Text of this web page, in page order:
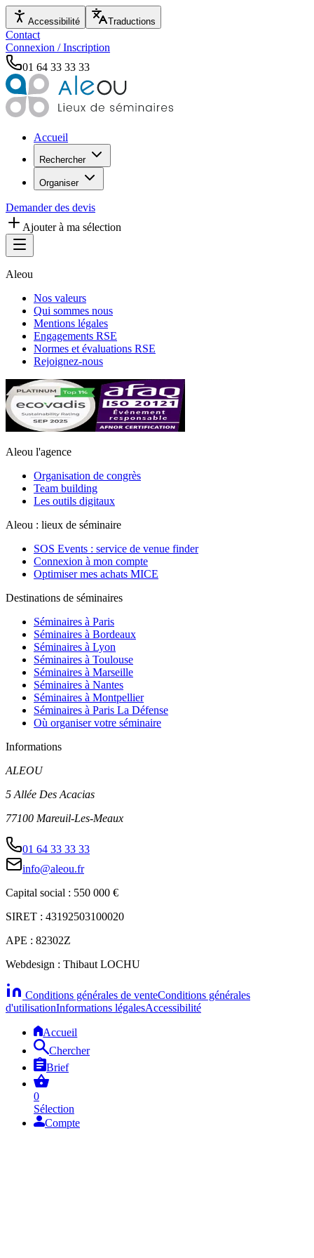
Accessibilité Traductions
Contact
Connexion / Inscription
01 64 33 33 33
Accueil
Rechercher
Organiser
Demander des devis
Ajouter à ma sélection
Aleou
Nos valeurs
Qui sommes nous
Mentions légales
Engagements RSE
Normes et évaluations RSE
Rejoignez-nous
Aleou l'agence
Organisation de congrès
Team building
Les outils digitaux
Aleou : lieux de séminaire
SOS Events : service de venue finder
Connexion à mon compte
Optimiser mes achats MICE
Destinations de séminaires
Séminaires à Paris
Séminaires à Bordeaux
Séminaires à Lyon
Séminaires à Toulouse
Séminaires à Marseille
Séminaires à Nantes
Séminaires à Montpellier
Séminaires à Paris La Défense
Où organiser votre séminaire
Informations
ALEOU
5 Allée Des Acacias
77100 Mareuil-Les-Meaux
01 64 33 33 33
info@aleou.fr
Capital social : 550 000 €
SIRET : 43192503100020
APE : 82302Z
Webdesign : Thibaut LOCHU
Conditions générales de venteConditions générales
d'utilisationInformations légalesAccessibilité
Accueil
Chercher
Brief
0
Sélection
Compte